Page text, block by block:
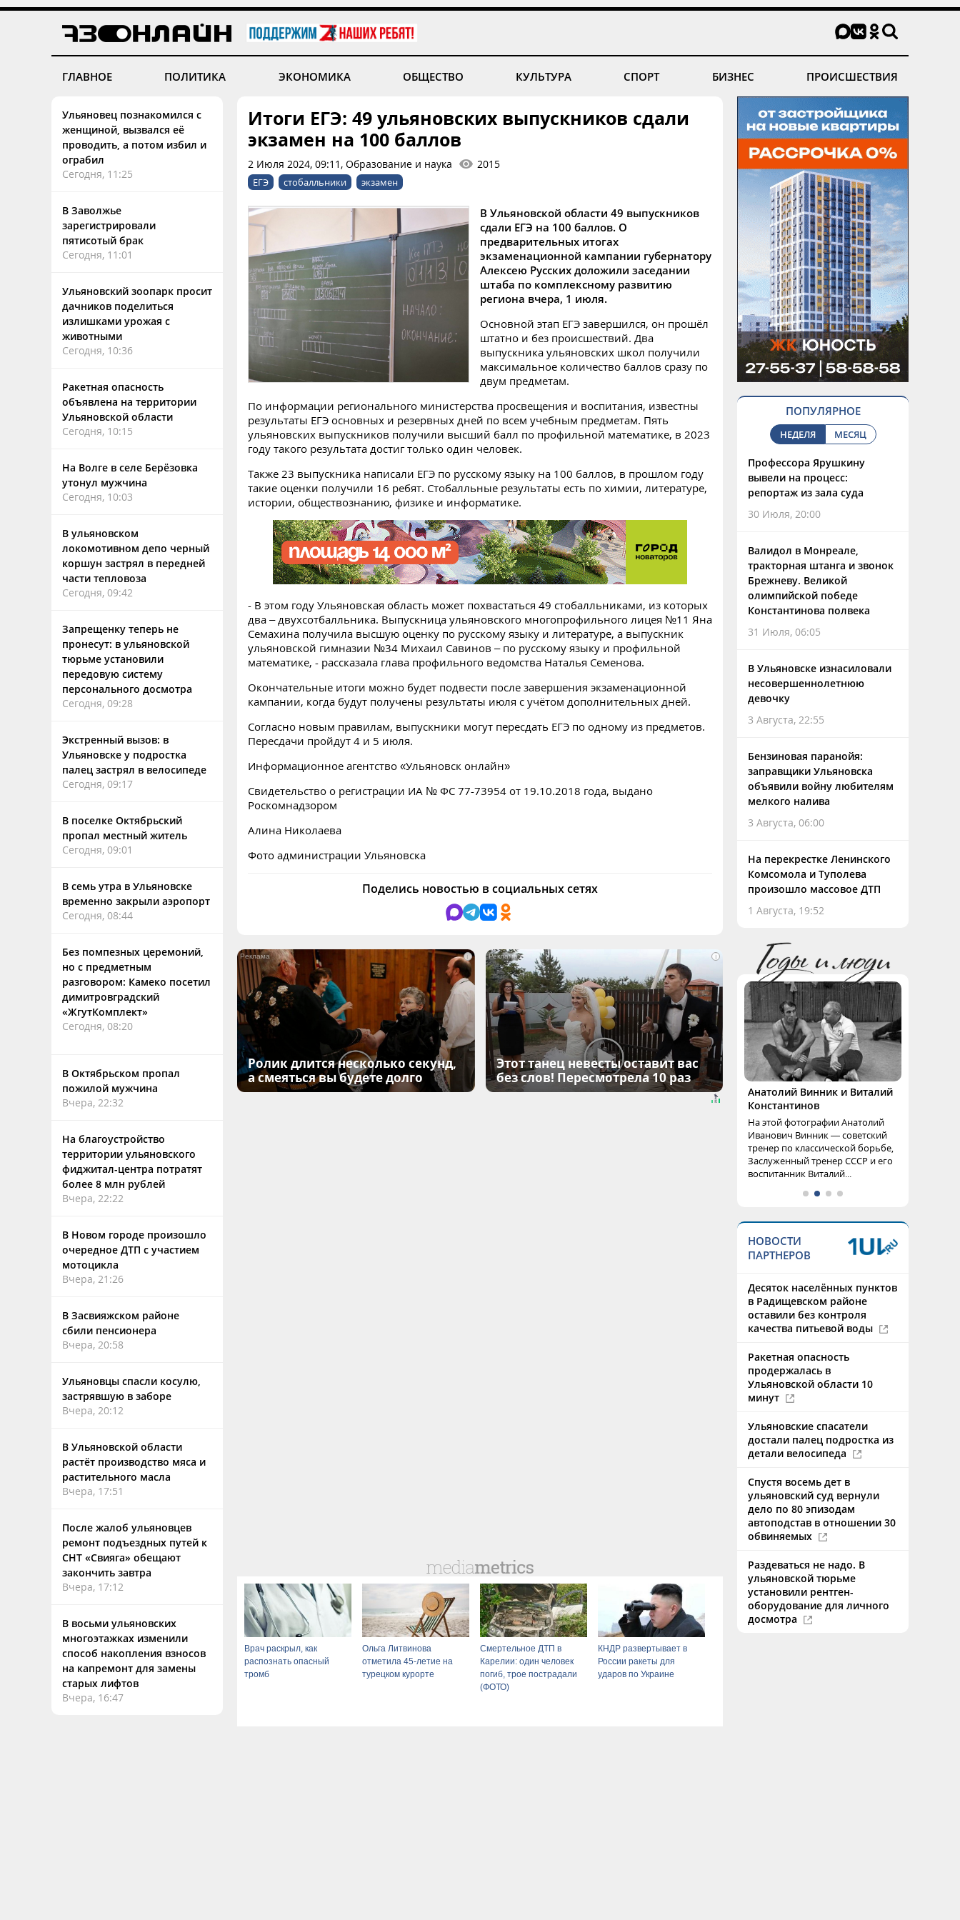
ГЛАВНОЕ ПОЛИТИКА ЭКОНОМИКА ОБЩЕСТВО КУЛЬТУРА СПОРТ БИЗНЕС ПРОИСШЕСТВИЯ
Ульяновец познакомился с
женщиной, вызвался её
проводить, а потом избил и
ограбил
Сегодня, 11:25
В Заволжье
зарегистрировали
пятисотый брак
Сегодня, 11:01
Ульяновский зоопарк просит
дачников поделиться
излишками урожая с
животными
Сегодня, 10:36
Ракетная опасность
объявлена на территории
Ульяновской области
Сегодня, 10:15
На Волге в селе Берёзовка
утонул мужчина
Сегодня, 10:03
В ульяновском
локомотивном депо черный
коршун застрял в передней
части тепловоза
Сегодня, 09:42
Запрещенку теперь не
пронесут: в ульяновской
тюрьме установили
передовую систему
персонального досмотра
Сегодня, 09:28
Экстренный вызов: в
Ульяновске у подростка
палец застрял в велосипеде
Сегодня, 09:17
В поселке Октябрьский
пропал местный житель
Сегодня, 09:01
В семь утра в Ульяновске
временно закрыли аэропорт
Сегодня, 08:44
Без помпезных церемоний,
но с предметным
разговором: Камеко посетил
димитровградский
«ЖгутКомплект»
Сегодня, 08:20
В Октябрьском пропал
пожилой мужчина
Вчера, 22:32
На благоустройство
территории ульяновского
фиджитал-центра потратят
более 8 млн рублей
Вчера, 22:22
В Новом городе произошло
очередное ДТП с участием
мотоцикла
Вчера, 21:26
В Засвияжском районе
сбили пенсионера
Вчера, 20:58
Ульяновцы спасли косулю,
застрявшую в заборе
Вчера, 20:12
В Ульяновской области
растёт производство мяса и
растительного масла
Вчера, 17:51
После жалоб ульяновцев
ремонт подъездных путей к
СНТ «Свияга» обещают
закончить завтра
Вчера, 17:12
В восьми ульяновских
многоэтажках изменили
способ накопления взносов
на капремонт для замены
старых лифтов
Вчера, 16:47
Итоги ЕГЭ: 49 ульяновских выпускников сдали
экзамен на 100 баллов
2 Июля 2024, 09:11, Образование и наука 2015
ЕГЭ стобалльники экзамен
В Ульяновской области 49 выпускников
сдали ЕГЭ на 100 баллов. О
предварительных итогах
экзаменационной кампании губернатору
Алексею Русских доложили заседании
штаба по комплексному развитию
региона вчера, 1 июля.
Основной этап ЕГЭ завершился, он прошёл
штатно и без происшествий. Два
выпускника ульяновских школ получили
максимальное количество баллов сразу по
двум предметам.
По информации регионального министерства просвещения и воспитания, известны
результаты ЕГЭ основных и резервных дней по всем учебным предметам. Пять
ульяновских выпускников получили высший балл по профильной математике, в 2023
году такого результата достиг только один человек.
Также 23 выпускника написали ЕГЭ по русскому языку на 100 баллов, в прошлом году
такие оценки получили 16 ребят. Стобалльные результаты есть по химии, литературе,
истории, обществознанию, физике и информатике.
- В этом году Ульяновская область может похвастаться 49 стобалльниками, из которых
два – двухсотбалльника. Выпускница ульяновского многопрофильного лицея №11 Яна
Семахина получила высшую оценку по русскому языку и литературе, а выпускник
ульяновской гимназии №34 Михаил Савинов – по русскому языку и профильной
математике, - рассказала глава профильного ведомства Наталья Семенова.
Окончательные итоги можно будет подвести после завершения экзаменационной
кампании, когда будут получены результаты июля с учётом дополнительных дней.
Согласно новым правилам, выпускники могут пересдать ЕГЭ по одному из предметов.
Пересдачи пройдут 4 и 5 июля.
Информационное агентство «Ульяновск онлайн»
Свидетельство о регистрации ИА № ФС 77-73954 от 19.10.2018 года, выдано
Роскомнадзором
Алина Николаева
Фото администрации Ульяновска
Поделись новостью в социальных сетях
i
Ролик длится несколько секунд,
а смеяться вы будете долго
i
Этот танец невесты оставит вас
без слов! Пересмотрела 10 раз
Врач раскрыл, как
распознать опасный
тромб
Ольга Литвинова
отметила 45-летие на
турецком курорте
Смертельное ДТП в
Карелии: один человек
погиб, трое пострадали
(ФОТО)
КНДР развертывает в
России ракеты для
ударов по Украине
ПОПУЛЯРНОЕ
НЕДЕЛЯ МЕСЯЦ
Профессора Ярушкину
вывели на процесс:
репортаж из зала суда
30 Июля, 20:00
Валидол в Монреале,
тракторная штанга и звонок
Брежневу. Великой
олимпийской победе
Константинова полвека
31 Июля, 06:05
В Ульяновске изнасиловали
несовершеннолетнюю
девочку
3 Августа, 22:55
Бензиновая паранойя:
заправщики Ульяновска
объявили войну любителям
мелкого налива
3 Августа, 06:00
На перекрестке Ленинского
Комсомола и Туполева
произошло массовое ДТП
1 Августа, 19:52
Анатолий Винник и Виталий
Константинов
На этой фотографии Анатолий
Иванович Винник — советский
тренер по классической борьбе,
Заслуженный тренер СССР и его
воспитанник Виталий...
НОВОСТИ
ПАРТНЕРОВ
Десяток населённых пунктов
в Радищевском районе
оставили без контроля
качества питьевой воды
Ракетная опасность
продержалась в
Ульяновской области 10
минут
Ульяновские спасатели
достали палец подростка из
детали велосипеда
Спустя восемь дет в
ульяновский суд вернули
дело по 80 эпизодам
автоподстав в отношении 30
обвиняемых
Раздеваться не надо. В
ульяновской тюрьме
установили рентген-
оборудование для личного
досмотра